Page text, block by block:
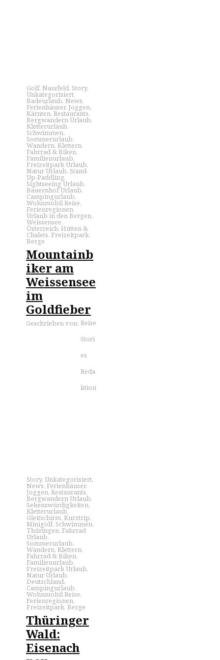
Golf, Nassfeld, Story,
Unkategorisiert,
Badeurlaub, News,
Ferienhäuser, Joggen,
Kärnten, Restaurants,
Bergwandern Urlaub,
Kletterurlaub,
Schwimmen,
Sommerurlaub,
Wandern, Klettern,
Fahrrad & Biken,
Familienurlaub,
Freizeitpark Urlaub,
Natur Urlaub, Stand-
Up-Paddling,
Sightseeing Urlaub,
Bauernhof Urlaub,
Campingurlaub,
Wohnmobil Reise,
Ferienregionen,
Urlaub in den Bergen,
Weissensee,
Österreich, Hütten &
Chalets, Freizeitpark,
Berge
Mountainb
iker am
Weissensee
im
Goldfieber
Geschrieben von: Reise
Stori
es
Reda
ktion
Story, Unkategorisiert,
News, Ferienhäuser,
Joggen, Restaurants,
Bergwandern Urlaub,
Sehenswürdigkeiten,
Kletterurlaub,
Gleitschirm, Kurztrip,
Minigolf, Schwimmen,
Thüringen, Fahrrad
Urlaub,
Sommerurlaub,
Wandern, Klettern,
Fahrrad & Biken,
Familienurlaub,
Freizeitpark Urlaub,
Natur Urlaub,
Deutschland,
Campingurlaub,
Wohnmobil Reise,
Ferienregionen,
Freizeitpark, Berge
Thüringer
Wald:
Eisenach